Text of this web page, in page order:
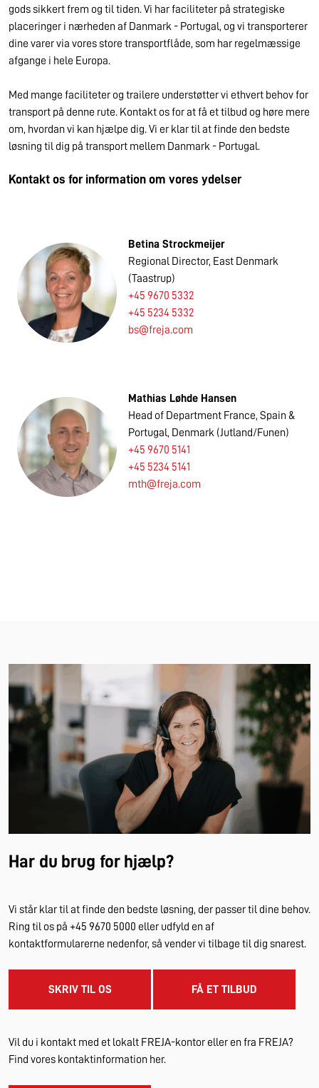
gods sikkert frem og til tiden. Vi har faciliteter på strategiske
placeringer i nærheden af Danmark - Portugal, og vi transporterer
dine varer via vores store transportflåde, som har regelmæssige
afgange i hele Europa.
Med mange faciliteter og trailere understøtter vi ethvert behov for
transport på denne rute. Kontakt os for at få et tilbud og høre mere
om, hvordan vi kan hjælpe dig. Vi er klar til at finde den bedste
løsning til dig på transport mellem Danmark - Portugal.
Kontakt os for information om vores ydelser
Betina Strockmeijer
Regional Director, East Denmark
(Taastrup)
+45 9670 5332
+45 5234 5332
bs@freja.com
Mathias Løhde Hansen
Head of Department France, Spain &
Portugal, Denmark (Jutland/Funen)
+45 9670 5141
+45 5234 5141
mth@freja.com
Har du brug for hjælp?
Vi står klar til at finde den bedste løsning, der passer til dine behov.
Ring til os på +45 9670 5000 eller udfyld en af
kontaktformularerne nedenfor, så vender vi tilbage til dig snarest.
SKRIV TIL OS FÅ ET TILBUD
Vil du i kontakt med et lokalt FREJA-kontor eller en fra FREJA?
Find vores kontaktinformation her.